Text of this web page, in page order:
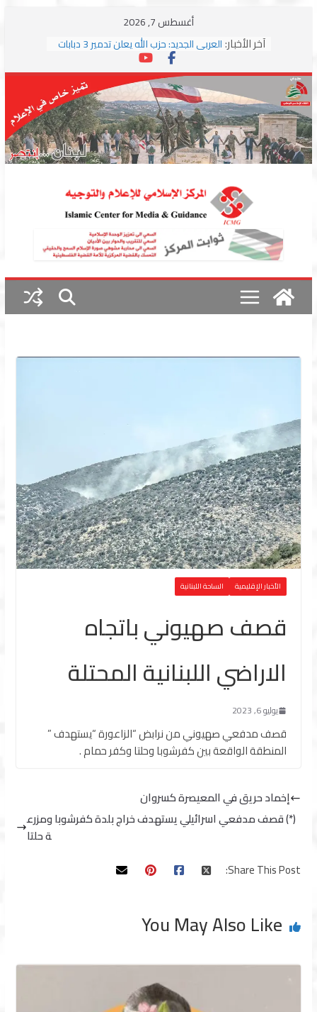
أغسطس 7, 2026
آخر الأخبار: العربي الجديد: حزب الله يعلن تدمير 3 دبابات
وسط اشتباكات مع جيش الاحتلال
ترامب: مذكرة التفاهم تمثل “استسلاما غير
مشروط” من جانب إيران
الجمهورية: إسرائيل إلى واشنطن بخريطة
احتلال جديدة ولبنان أمام اختبار التفاوض
بزشكيان وترامب يوقعان اتفاق إسلام آباد
تمهيداً لاستئناف المفاوضات
استهداف دراجة نارية على طريق العباسية
الأخبار الإقليمية الساحة اللبنانية
قصف صهيوني باتجاه
الاراضي اللبنانية المحتلة
يوليو 6, 2023
قصف مدفعي صهيوني من نرابض “الزاعورة “يستهدف ”
المنطقة الواقعة بين كفرشوبا وحلتا وكفر حمام .
إخماد حريق في المعيصرة كسروان
(*) قصف مدفعي اسرائيلي يستهدف خراج بلدة كفرشوبا ومزرع
ة حلتا
Share This Post:
You May Also Like